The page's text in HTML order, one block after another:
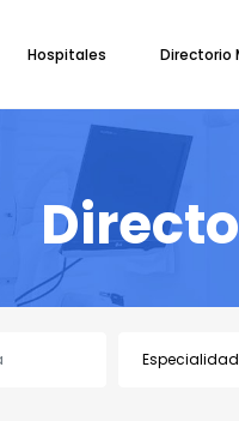
Hospitales Directorio